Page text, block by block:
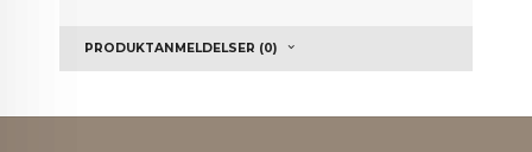
PRODUKTANMELDELSER (0)